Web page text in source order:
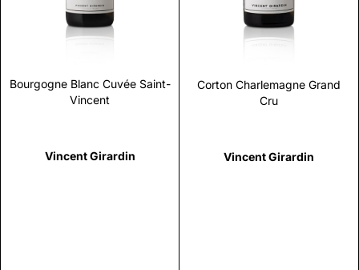
Bourgogne Blanc Cuvée Saint-
Vincent
Vincent Girardin
Corton Charlemagne Grand
Cru
Vincent Girardin